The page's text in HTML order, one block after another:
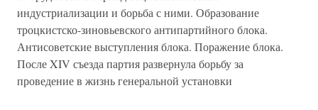
индустриализации и борьба с ними. Образование
троцкистско-зиновьевского антипартийного блока.
Антисоветские выступления блока. Поражение блока.
После XIV съезда партия развернула борьбу за
проведение в жизнь генеральной установки